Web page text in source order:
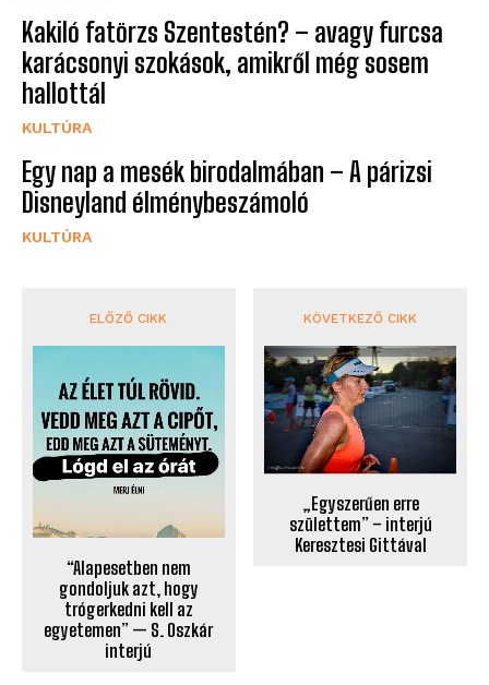
Kakiló fatörzs Szentestén? – avagy furcsa
karácsonyi szokások, amikről még sosem
hallottál
KULTÚRA
Egy nap a mesék birodalmában – A párizsi
Disneyland élménybeszámoló
KULTÚRA
ELŐZŐ CIKK
“Alapesetben nem
gondoljuk azt, hogy
trógerkedni kell az
egyetemen” — S. Oszkár
interjú
KÖVETKEZŐ CIKK
„Egyszerűen erre
születtem” – interjú
Keresztesi Gittával